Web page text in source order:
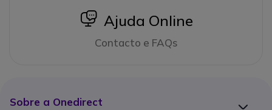
icon
Ajuda Online
Contacto e FAQs
Sobre a Onedirect